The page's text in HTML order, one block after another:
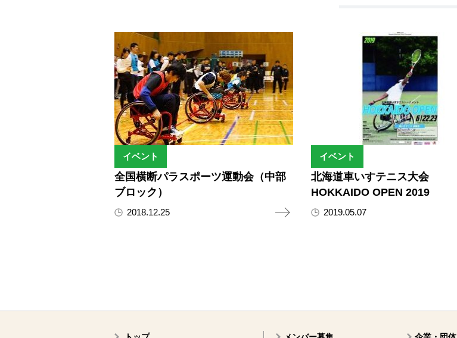
イベント
全国横断パラスポーツ運動会（中部
ブロック）
2018.12.25
イベント
北海道車いすテニス大会
HOKKAIDO OPEN 2019
2019.05.07